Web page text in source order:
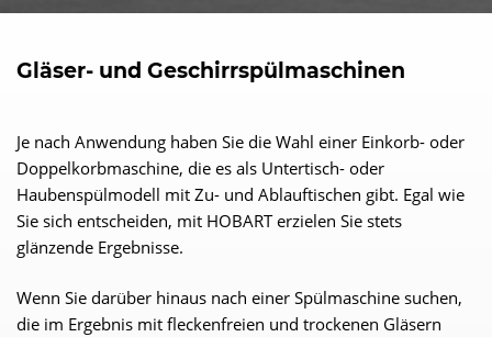
Gläser- und Geschirrspülmaschinen
Je nach Anwendung haben Sie die Wahl einer Einkorb- oder
Doppelkorbmaschine, die es als Untertisch- oder
Haubenspülmodell mit Zu- und Ablauftischen gibt. Egal wie
Sie sich entscheiden, mit HOBART erzielen Sie stets
glänzende Ergebnisse.
Wenn Sie darüber hinaus nach einer Spülmaschine suchen,
die im Ergebnis mit fleckenfreien und trockenen Gläsern